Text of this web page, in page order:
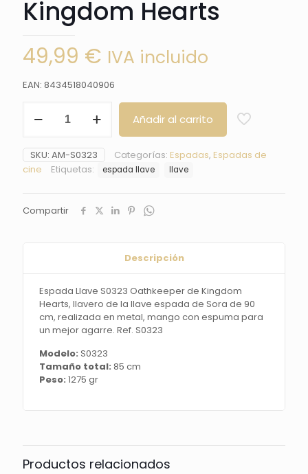
Kingdom Hearts
49,99 € IVA incluido
EAN: 8434518040906
Llave
de
Kingdom
Hearts
Añadir al carrito
SKU: AM-S0323 Categorías: Espadas, Espadas de
cine
Etiquetas: espada llave llave
Compartir
Descripción
Espada Llave S0323 Oathkeeper de Kingdom
Hearts, llavero de la llave espada de Sora de 90
cm, realizada en metal, mango con espuma para
un mejor agarre. Ref. S0323
Modelo: S0323
Tamaño total: 85 cm
Peso: 1275 gr
Productos relacionados